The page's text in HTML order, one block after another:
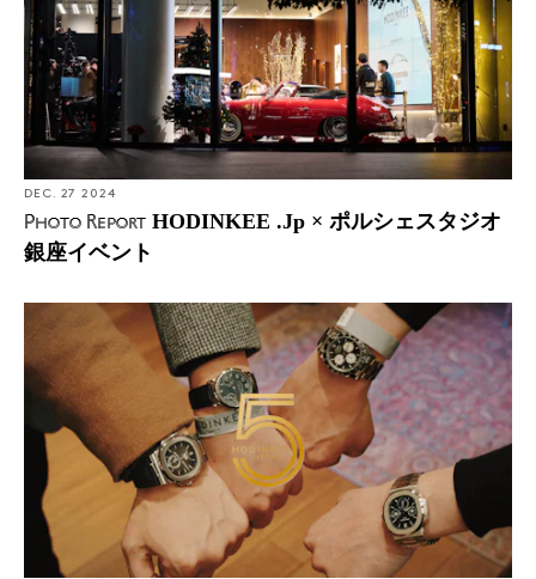
DEC. 27 2024
Photo Report HODINKEE .Jp × ポルシェスタジオ
銀座イベント